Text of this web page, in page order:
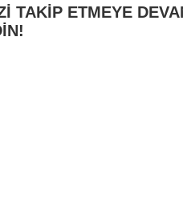
TAKİP ETMEYE